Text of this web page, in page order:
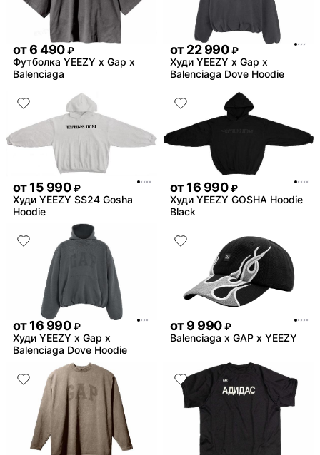
от6 490 ₽
Футболка YEEZY x Gap x
Balenciaga
от22 990 ₽
Худи YEEZY x Gap x
Balenciaga Dove Hoodie
от15 990 ₽
Худи YEEZY SS24 Gosha
Hoodie
от16 990 ₽
Худи YEEZY GOSHA Hoodie
Black
от16 990 ₽
Худи YEEZY x Gap x
Balenciaga Dove Hoodie
от9 990 ₽
Balenciaga x GAP x YEEZY